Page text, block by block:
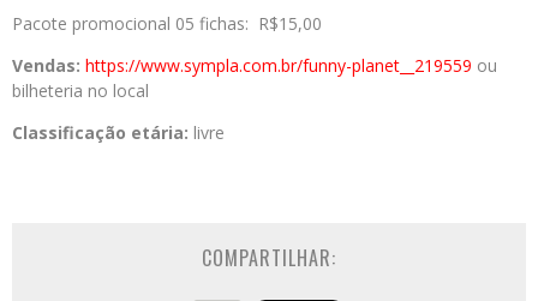
Pacote promocional 05 fichas: R$15,00
Vendas: https://www.sympla.com.br/funny-planet__219559 ou
bilheteria no local
Classificação etária: livre
COMPARTILHAR: